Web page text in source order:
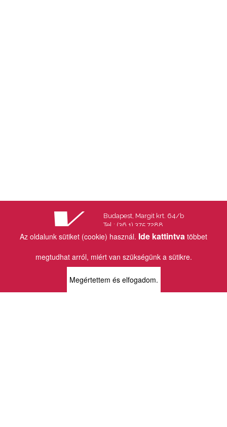
Az oldalunk sütiket (cookie) használ. Ide kattintva többet
megtudhat arról, miért van szükségünk a sütikre.
Megértettem és elfogadom.
Budapest, Margit krt. 64/b
Tel.: (36 1) 375 7288
Fax.: (36 1) 202 7145
Email: